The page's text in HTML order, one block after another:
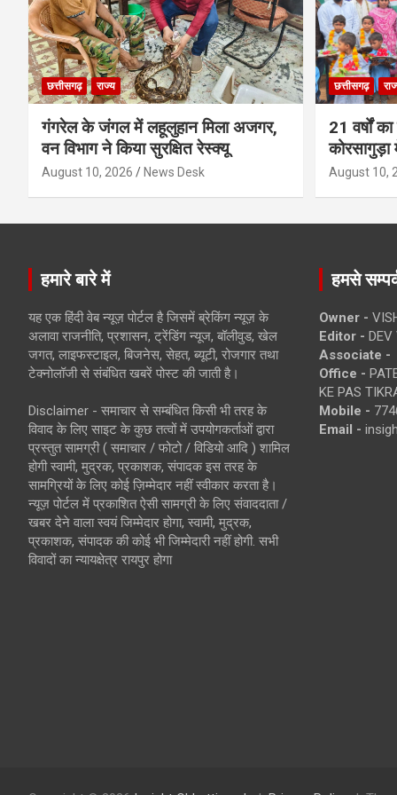
छत्तीसगढ़ राज्य
गंगरेल के जंगल में लहूलुहान मिला अजगर,
वन विभाग ने किया सुरक्षित रेस्क्यू
August 10, 2026 News Desk
छत्तीसगढ़
21 वर्षों
August 10,
हमारे बारे में
यह एक हिंदी वेब न्यूज़ पोर्टल है जिसमें ब्रेकिंग न्यूज़ के
अलावा राजनीति, प्रशासन, ट्रेंडिंग न्यूज, बॉलीवुड, खेल
जगत, लाइफस्टाइल, बिजनेस, सेहत, ब्यूटी, रोजगार तथा
टेक्नोलॉजी से संबंधित खबरें पोस्ट की जाती है।
Disclaimer - समाचार से सम्बंधित किसी भी तरह के
विवाद के लिए साइट के कुछ तत्वों में उपयोगकर्ताओं द्वारा
प्रस्तुत सामग्री ( समाचार / फोटो / विडियो आदि ) शामिल
होगी स्वामी, मुद्रक, प्रकाशक, संपादक इस तरह के
सामग्रियों के लिए कोई ज़िम्मेदार नहीं स्वीकार करता है।
न्यूज़ पोर्टल में प्रकाशित ऐसी सामग्री के लिए संवाददाता /
खबर देने वाला स्वयं जिम्मेदार होगा, स्वामी, मुद्रक,
प्रकाशक, संपादक की कोई भी जिम्मेदारी नहीं होगी. सभी
विवादों का न्यायक्षेत्र रायपुर होगा
हमसे
Owner -
Editor - DEV
Associate -
Office -
KE PAS
Mobile -
Email -